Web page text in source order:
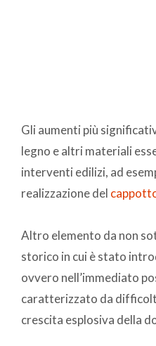
Gli aumenti più
legno e altri materiali
interventi edilizi, ad
realizzazione del
Altro elemento da non
storico in cui è stato
ovvero nell’immediato
caratterizzato da
crescita esplosiva della